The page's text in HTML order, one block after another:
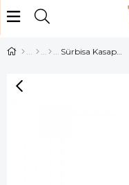
Sürbisa Kasap Boıçağı 61011